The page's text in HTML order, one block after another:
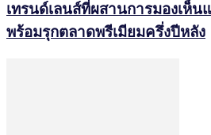
เทรนด์เลนส์ที่ผสานการมองเห็
พร้อมรุกตลาดพรีเมียมครึ่งปีหลัง